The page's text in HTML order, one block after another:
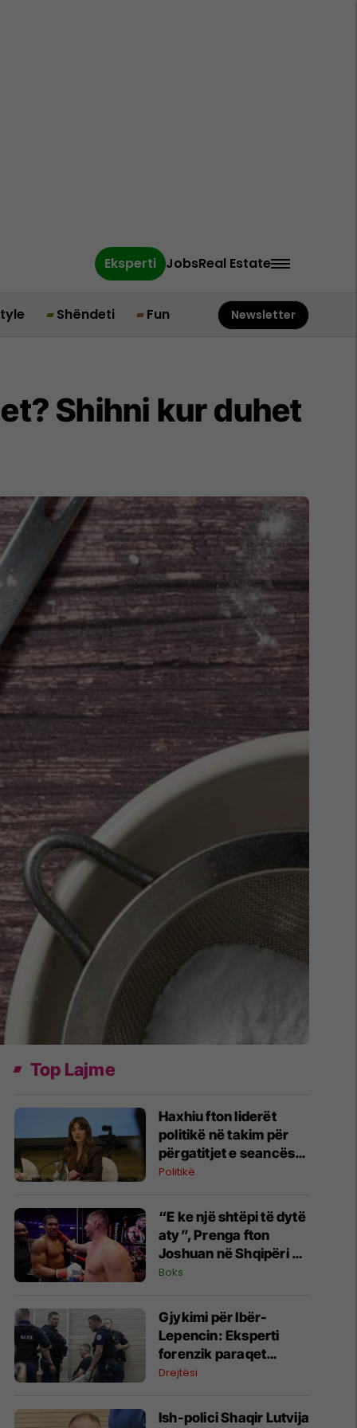
Eksperti JobsReal Estate
Shëndeti Fun Newsletter
Shihni kur duhet
Top Lajme
Haxhiu fton liderët
politikë në takim për
përgatitjet e seancës
konstituive të Kuvendit
Politikë
“E ke një shtëpi të dytë
aty”, Prenga fton
Joshuan në Shqipëri –
britaniku befason me
Boks
​Gjykimi për Ibër-
Lepencin: Eksperti
forenzik paraqet
gjetjet e analizës së
Drejtësi
Ish-polici Shaqir Lutvija